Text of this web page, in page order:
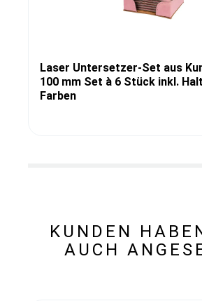
Laser Untersetzer-Set aus
100 mm Set à 6 Stück inkl.
Farben
KUNDEN
AUCH